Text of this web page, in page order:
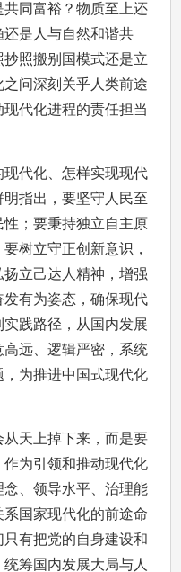
同富裕？物质至上还
是人与自然和谐共
照搬别国模式还是立
问深刻关乎人类前途
代化进程的责任担当
代化、怎样实现现代
指出，要坚守人民至
性；要秉持独立自主原
树立守正创新意识，
立己达人精神，增强
有为姿态，确保现代
践路径，从国内发展
远、逻辑严密，系统
为推进中国式现代化
天上掉下来，而是要
为引领和推动现代化
、领导水平、治理能
国家现代化的前途命
有把党的自身建设和
筹国内发展大局与人